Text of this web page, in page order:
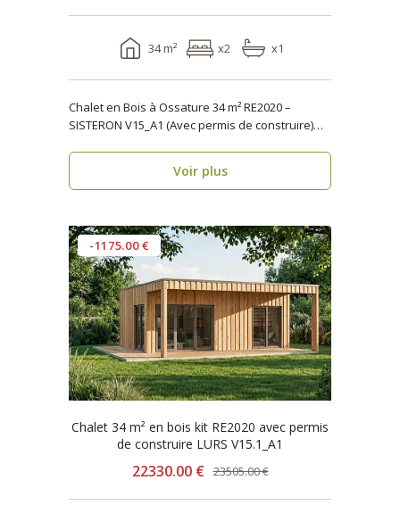
34 m² x2 x1
Chalet en Bois à Ossature 34 m² RE2020 –
SISTERON V15_A1 (Avec permis de construire)
Voir plus
-1175.00 €
Chalet 34 m² en bois kit RE2020 avec permis
de construire LURS V15.1_A1
22330.00 € 23505.00 €